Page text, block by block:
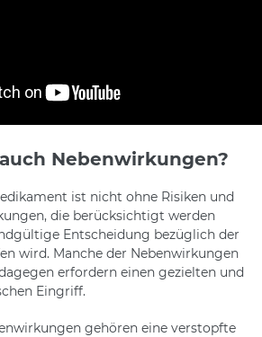
Nebenwirkungen?
ist nicht ohne Risiken und
die berücksichtigt werden
Entscheidung bezüglich der
wird. Manche der Nebenwirkungen
erfordern einen gezielten und
Eingriff.
gehören eine verstopfte